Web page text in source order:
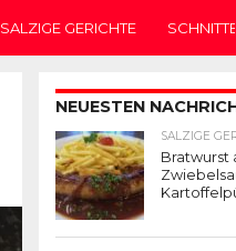
SALZIGE GERICHTE
NEUESTEN
SALZIGE
Bratwurst